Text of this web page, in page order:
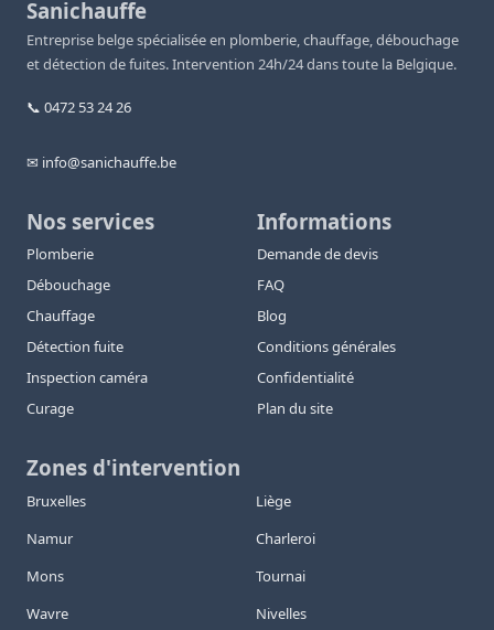
Sanichauffe
Entreprise belge spécialisée en plomberie, chauffage, débouchage
et détection de fuites. Intervention 24h/24 dans toute la Belgique.
📞 0472 53 24 26
✉ info@sanichauffe.be
Nos services
Plomberie
Débouchage
Chauffage
Détection fuite
Inspection caméra
Curage
Informations
Demande de devis
FAQ
Blog
Conditions générales
Confidentialité
Plan du site
Zones d'intervention
Bruxelles
Liège
Namur
Charleroi
Mons
Tournai
Wavre
Nivelles